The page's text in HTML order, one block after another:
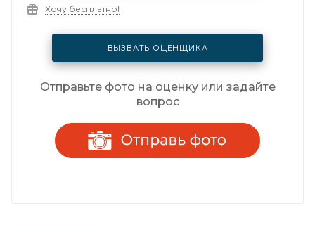
Хочу бесплатно!
ВЫЗВАТЬ ОЦЕНЩИКА
Отправьте фото на оценку или задайте
вопрос